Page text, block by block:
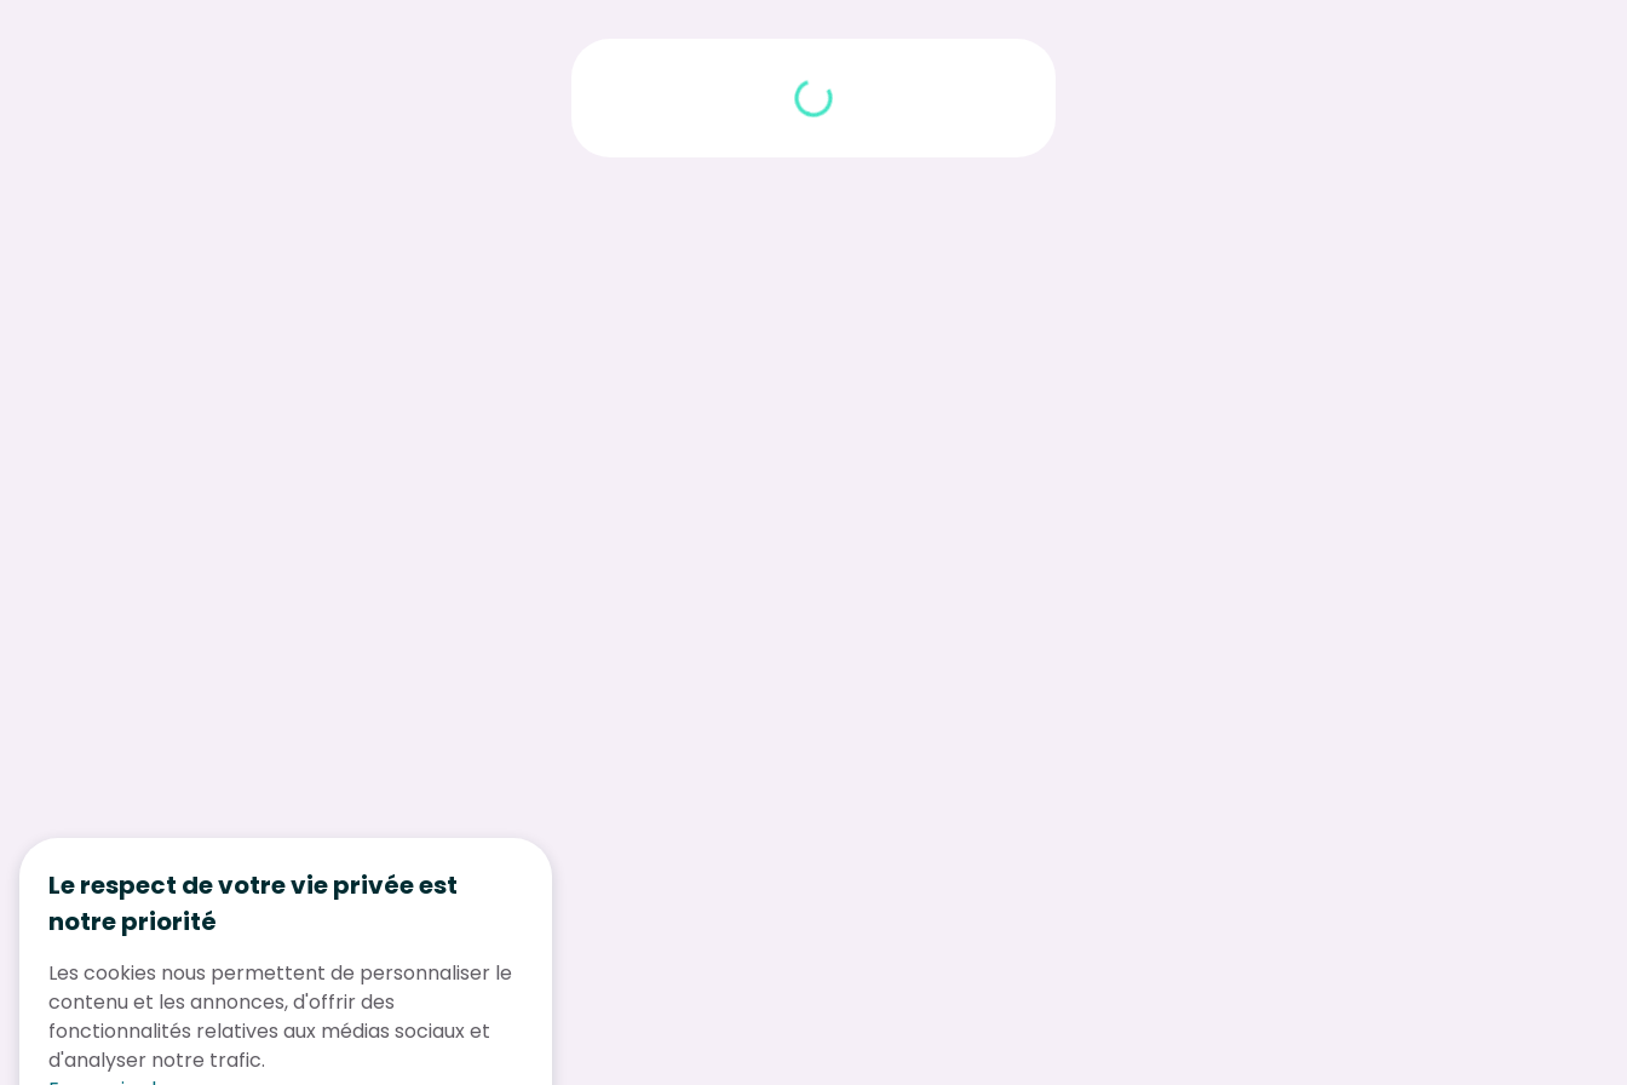
Le respect de votre vie privée est
notre priorité
Les cookies nous permettent de personnaliser le
contenu et les annonces, d'offrir des
fonctionnalités relatives aux médias sociaux et
d'analyser notre trafic.